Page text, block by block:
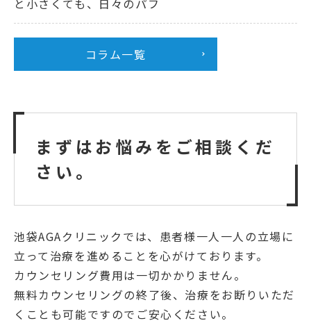
と小さくても、日々のパフ
コラム一覧
まずはお悩みをご相談くだ
さい。
池袋AGAクリニックでは、患者様一人一人の立場に
立って治療を進めることを心がけております。
カウンセリング費用は一切かかりません。
無料カウンセリングの終了後、治療をお断りいただ
くことも可能ですのでご安心ください。